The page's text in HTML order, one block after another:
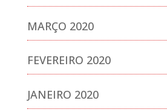
MARÇO 2020
FEVEREIRO 2020
JANEIRO 2020